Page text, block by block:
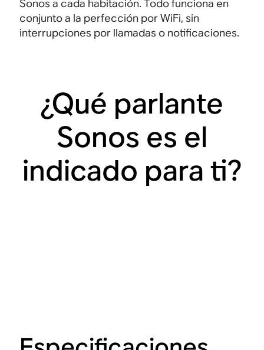
Sonos a cada habitación. Todo funciona en
conjunto a la perfección por WiFi, sin
interrupciones por llamadas o notificaciones.
¿Qué parlante
Sonos es el
indicado para ti?